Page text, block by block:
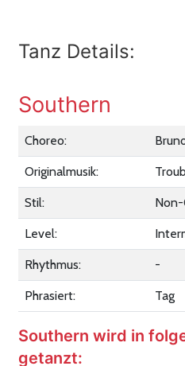
Tanz Details:
Southern
Choreo:
Originalmusik:
Stil:
Level:
Rhythmus: -
Phrasiert: Tag
Southern wird in
getanzt: